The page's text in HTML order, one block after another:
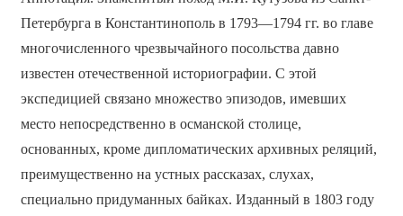
Петербурга в Константинополь в 1793—1794 гг. во главе
многочисленного чрезвычайного посольства давно
известен отечественной историографии. С этой
экспедицией связано множество эпизодов, имевших
место непосредственно в османской столице,
основанных, кроме дипломатических архивных реляций,
преимущественно на устных рассказах, слухах,
специально придуманных байках. Изданный в 1803 году